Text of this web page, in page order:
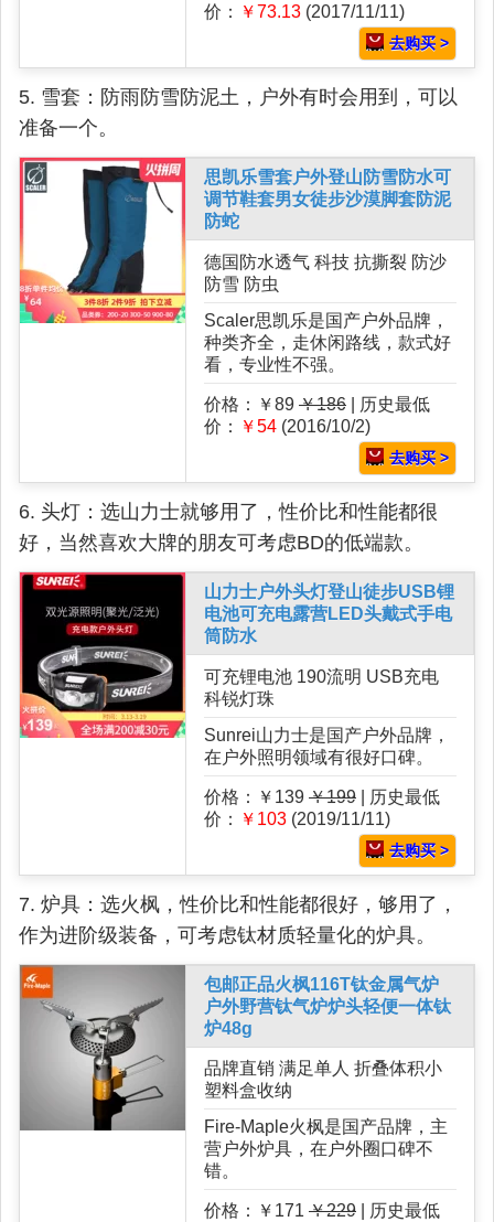
价：
￥73.13 (2017/11/11)
去购买 >
5. 雪套：防雨防雪防泥土，户外有时会用到，可以
准备一个。
思凯乐雪套户外登山防雪防水可
调节鞋套男女徒步沙漠脚套防泥
防蛇
德国防水透气 科技 抗撕裂 防沙
防雪 防虫
Scaler思凯乐是国产户外品牌，
种类齐全，走休闲路线，款式好
看，专业性不强。
价格：￥89 ￥186 | 历史最低
价：
￥54 (2016/10/2)
去购买 >
6. 头灯：选山力士就够用了，性价比和性能都很
好，当然喜欢大牌的朋友可考虑BD的低端款。
山力士户外头灯登山徒步USB锂
电池可充电露营LED头戴式手电
筒防水
可充锂电池 190流明 USB充电
科锐灯珠
Sunrei山力士是国产户外品牌，
在户外照明领域有很好口碑。
价格：￥139 ￥199 | 历史最低
价：
￥103 (2019/11/11)
去购买 >
7. 炉具：选火枫，性价比和性能都很好，够用了，
作为进阶级装备，可考虑钛材质轻量化的炉具。
包邮正品火枫116T钛金属气炉
户外野营钛气炉炉头轻便一体钛
炉48g
品牌直销 满足单人 折叠体积小
塑料盒收纳
Fire-Maple火枫是国产品牌，主
营户外炉具，在户外圈口碑不
错。
价格：￥171 ￥229 | 历史最低